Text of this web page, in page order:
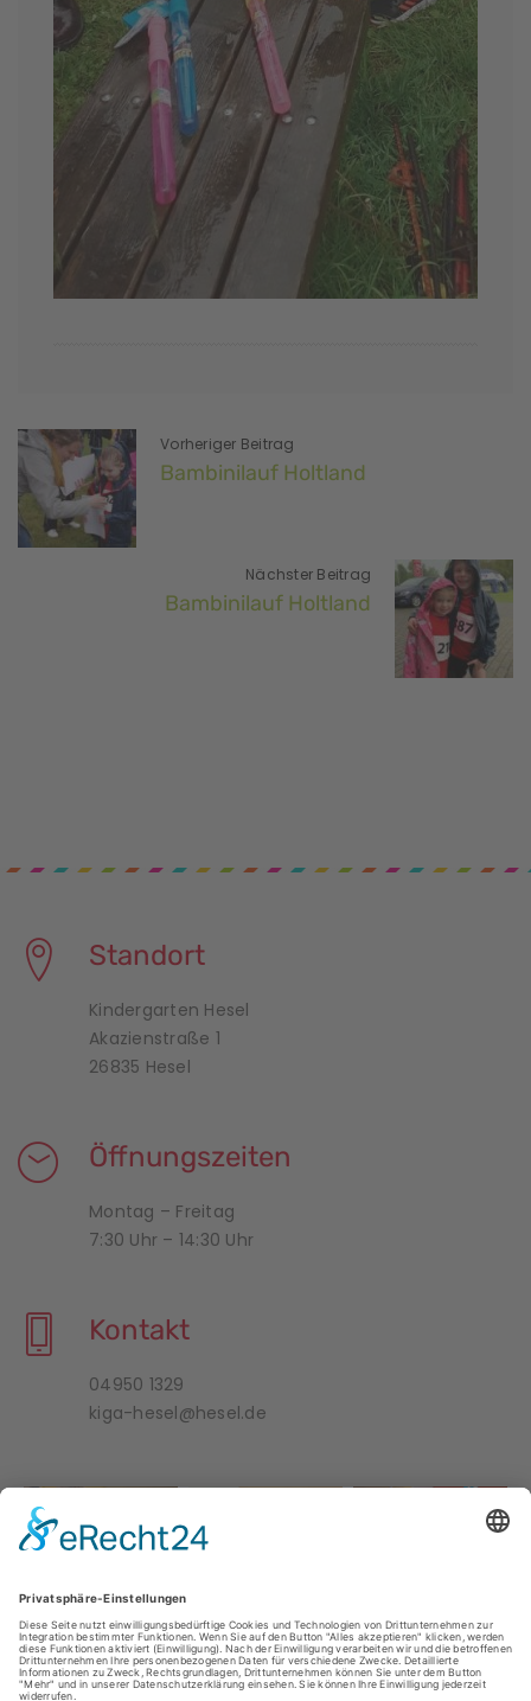
Vorheriger Beitrag
Bambinilauf Holtland
Nächster Beitrag
Bambinilauf Holtland
Standort
Kindergarten Hesel
Akazienstraße 1
26835 Hesel
Öffnungszeiten
Montag – Freitag
7:30 Uhr – 14:30 Uhr
Kontakt
04950 1329
kiga-hesel@hesel.de